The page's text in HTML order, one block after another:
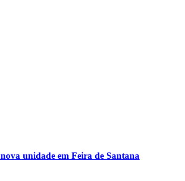
unidade em Feira de Santana